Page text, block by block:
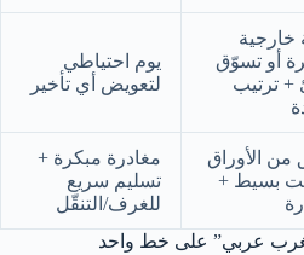
خارجية
أو تسوّق
+ ترتيب
يوم احتياطي
لتعويض أي تأخير
من الأوراق
بسيط +
مغادرة مبكرة +
تسليم سريع
للغرف/التنقّل
عربي” على خط واحد